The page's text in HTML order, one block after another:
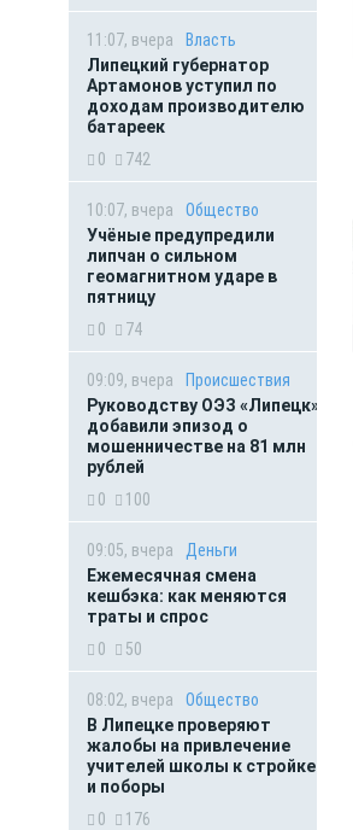
11:07, вчера
Власть
Липецкий губернатор
Артамонов уступил по
доходам производителю
батареек
0
742
10:07, вчера
Общество
Учёные предупредили
липчан о сильном
геомагнитном ударе в
пятницу
0
74
09:09, вчера
Происшествия
Руководству ОЭЗ «Липецк»
добавили эпизод о
мошенничестве на 81 млн
рублей
0
100
09:05, вчера
Деньги
Ежемесячная смена
кешбэка: как меняются
траты и спрос
0
50
08:02, вчера
Общество
В Липецке проверяют
жалобы на привлечение
учителей школы к стройке
и поборы
0
176